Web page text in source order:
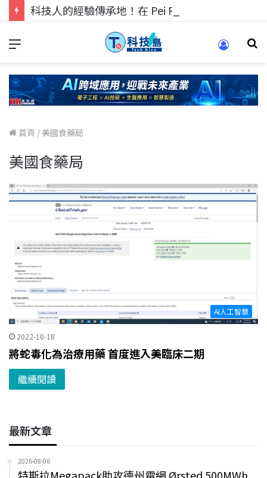
首頁 / 美國食藥局
美國食藥局
AI人工智慧
2022-10-18
將蛇毒化為治療用藥 首度進入美臨床二期
繼續閱讀
最新文章
2026-08-06